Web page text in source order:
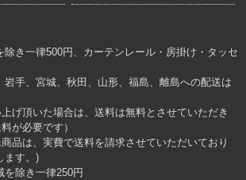
除き一律500円、カーテンレール・房掛け・タッセ
岩手、宮城、秋田、山形、福島、離島への配送は
げ頂いた場合は、送料は無料とさせていただき
が必要です）
品は、実費で送料を請求させていただいており
ます。)
を除き一律250円